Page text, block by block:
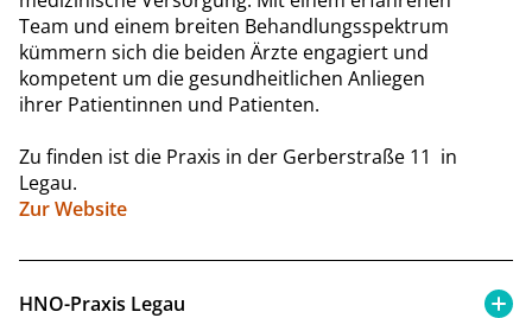
Team und einem breiten Behandlungsspektrum
kümmern sich die beiden Ärzte engagiert und
kompetent um die gesundheitlichen Anliegen
ihrer Patientinnen und Patienten.
Zu finden ist die Praxis in der Gerberstraße 11 in
Legau.
Zur Website
HNO-Praxis Legau